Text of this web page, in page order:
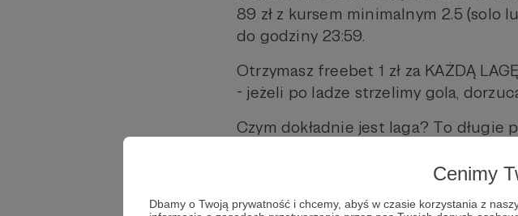
Cenimy
Dbamy o Twoją prywatność i chcemy, abyś w czasie korzystania z
89 zł z kursem minimalnym 2.5 (solo
do godziny 23:59.
Otrzymasz freebet 1 zł za KAŻDĄ
- jeżeli po ladze strzelimy gola,
Czym dokładnie jest laga? To długie
może do środka. Ogólnie - każde